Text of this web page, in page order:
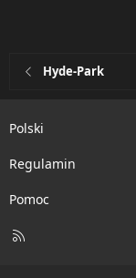
Hyde-Park
Polski
Regulamin
Pomoc
R